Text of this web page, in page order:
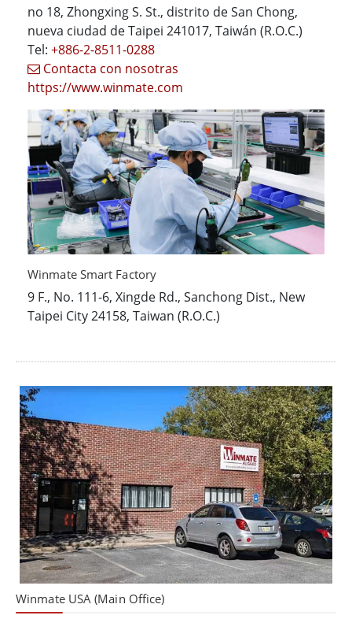
no 18, Zhongxing S. St., distrito de San Chong,
nueva ciudad de Taipei 241017, Taiwán (R.O.C.)
Tel: +886-2-8511-0288
Contacta con nosotras
https://www.winmate.com
Winmate Smart Factory
9 F., No. 111-6, Xingde Rd., Sanchong Dist., New
Taipei City 24158, Taiwan (R.O.C.)
Winmate USA (Main Office)